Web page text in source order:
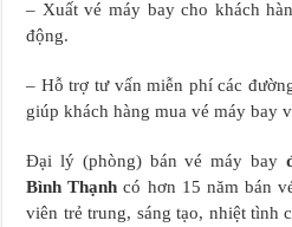
– Xuất vé máy bay cho khách
động.
– Hỗ trợ tư vấn miễn phí các
giúp khách hàng mua vé máy bay
Đại lý (phòng) bán vé máy bay
Bình Thạnhcó hơn 15 năm bán
viên trẻ trung, sáng tạo, nhiệt tình